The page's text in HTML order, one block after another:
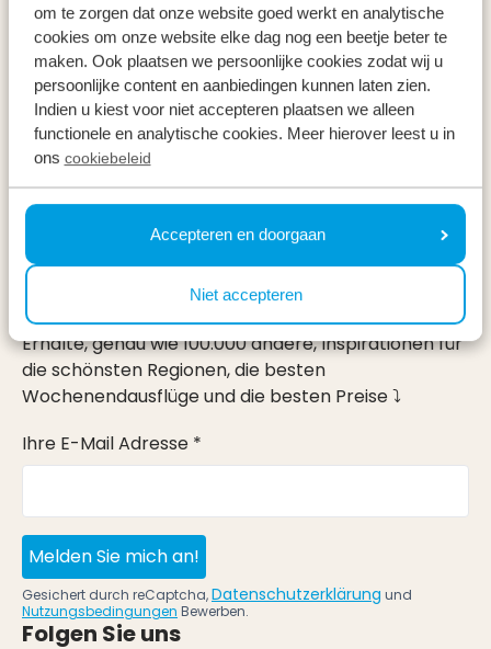
om te zorgen dat onze website goed werkt en analytische
cookies om onze website elke dag nog een beetje beter te
maken. Ook plaatsen we persoonlijke cookies zodat wij u
persoonlijke content en aanbiedingen kunnen laten zien.
Indien u kiest voor niet accepteren plaatsen we alleen
functionele en analytische cookies. Meer hierover leest u in
ons cookiebeleid
Accepteren en doorgaan
Niet accepteren
Service & Kontakt
Arten
Specials
Urlaub
Im Urlaub
Erhalte, genau wie 100.000 andere, Inspirationen für
die schönsten Regionen, die besten
Wochenendausflüge und die besten Preise ⤵
Ihre E-Mail Adresse *
Melden Sie mich an!
Gesichert durch reCaptcha,Datenschutzerklärung und
Nutzungsbedingungen Bewerben.
Folgen Sie uns